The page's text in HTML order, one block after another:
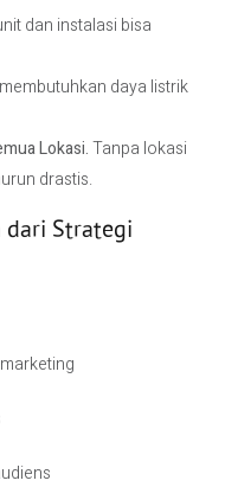
dan instalasi bisa
daya listrik
Lokasi.Tanpa lokasi
drastis.
dari Strategi